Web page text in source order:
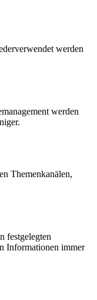
werden
werden
Themenkanälen,
festgelegten
Informationen immer